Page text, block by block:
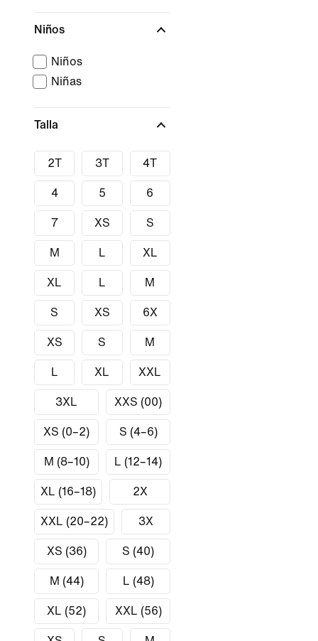
Niños
Niños
Niñas
Talla
2T 3T 4T
4 5 6
7 XS S
M L XL
XL L M
S XS 6X
XS S M
L XL XXL
3XL XXS (00)
XS (0–2) S (4–6)
M (8–10) L (12–14)
XL (16–18) 2X
XXL (20–22) 3X
XS (36) S (40)
M (44) L (48)
XL (52) XXL (56)